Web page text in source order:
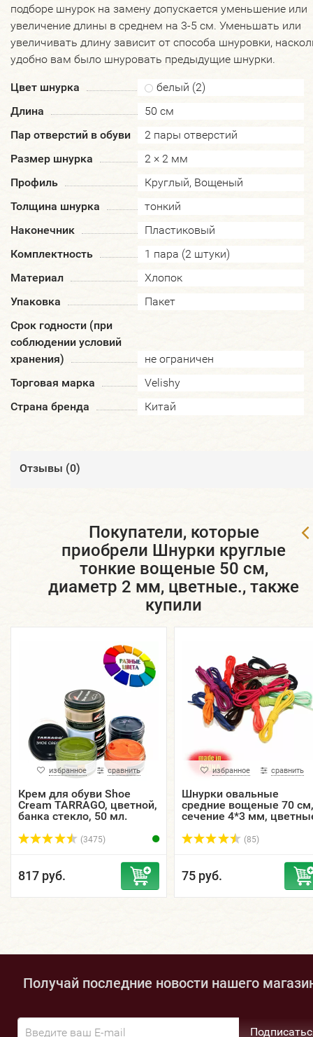
подборе шнурок на замену допускается уменьшение или
увеличение длины в среднем на 3-5 см. Уменьшать или
увеличивать длину зависит от способа шнуровки,
удобно вам было шнуровать предыдущие шнурки.
Цвет шнурка
белый (2)
Длина
50 см
Пар отверстий в обуви
2 пары отверстий
Размер шнурка
2 × 2 мм
Профиль
Круглый, Вощеный
Толщина шнурка
тонкий
Наконечник
Пластиковый
Комплектность
1 пара (2 штуки)
Материал
Хлопок
Упаковка
Пакет
Срок годности (при
соблюдении условий
хранения)
не ограничен
Торговая марка
Velishy
Страна бренда
Китай
Отзывы (0)
Покупатели, которые
приобрели Шнурки круглые
тонкие вощеные 50 см,
диаметр 2 мм, цветные., также
купили
избранное сравнить
Крем для обуви Shoe
Cream TARRAGO, цветной,
банка стекло, 50 мл.
(3475)
817 руб.
избранное сравнить
Шнурки овальные
средние вощеные 70 см,
сечение 4*3 мм,
(85)
75 руб.
Получай последние новости нашего